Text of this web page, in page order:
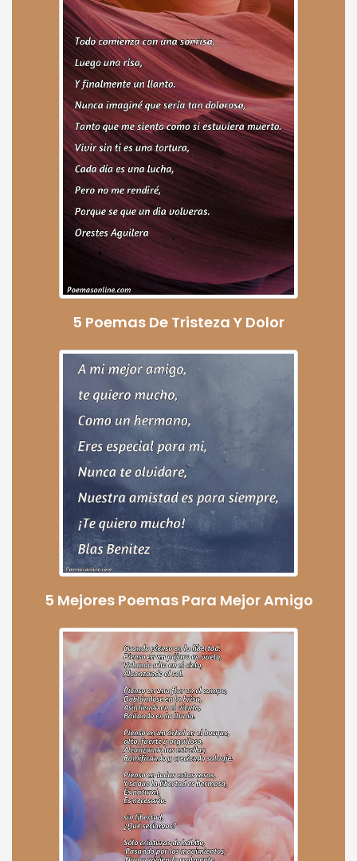
5 Poemas De Tristeza Y Dolor
5 Mejores Poemas Para Mejor Amigo